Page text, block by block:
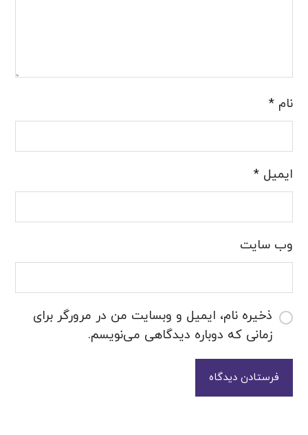
نام*
ایمیل*
وب‌ سایت
ذخیره نام، ایمیل و وبسایت من در مرورگر برای
زمانی که دوباره دیدگاهی می‌نویسم.
فرستادن دیدگاه